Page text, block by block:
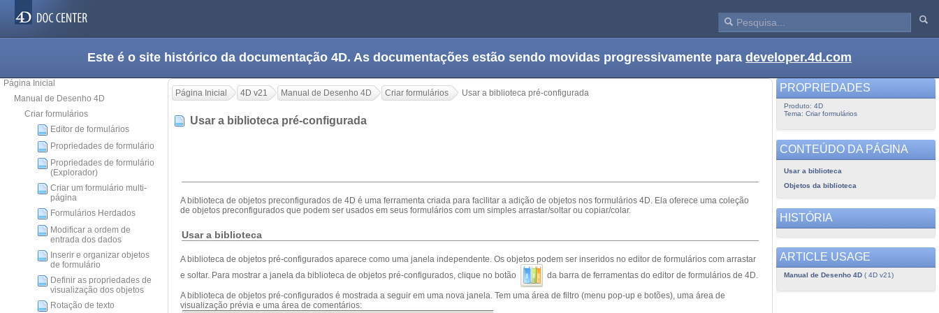
Este é o site histórico da documentação 4D. As documentações estão sendo movidas progressivamente para developer.4d.com
Página Inicial
Manual de Desenho 4D
Criar formulários
Editor de formulários
Propriedades de formulário
Propriedades de formulário
(Explorador)
Criar um formulário multi-
página
Formulários Herdados
Modificar a ordem de
entrada dos dados
Inserir e organizar objetos
de formulário
Definir as propriedades de
visualização dos objetos
Rotação de texto
Página Inicial 4D v21 Manual de Desenho 4D Criar formulários Usar a biblioteca pré-configurada
Usar a biblioteca pré-configurada
A biblioteca de objetos preconfigurados de 4D é uma ferramenta criada para facilitar a adição de objetos nos formulários 4D. Ela oferece uma coleção
de objetos preconfigurados que podem ser usados em seus formulários com um simples arrastar/soltar ou copiar/colar.
Usar a biblioteca
A biblioteca de objetos pré-configurados aparece como uma janela independente. Os objetos podem ser inseridos no editor de formulários com arrastar
e soltar. Para mostrar a janela da biblioteca de objetos pré-configurados, clique no botão
da barra de ferramentas do editor de formulários de 4D.
A biblioteca de objetos pré-configurados é mostrada a seguir em uma nova janela. Tem uma área de filtro (menu pop-up e botões), uma área de
visualização prévia e uma área de comentários:
PROPRIEDADES
Produto: 4D
Tema: Criar formulários
CONTEÚDO DA PÁGINA
Usar a biblioteca
Objetos da biblioteca
HISTÓRIA
ARTICLE USAGE
Manual de Desenho 4D( 4D v21)